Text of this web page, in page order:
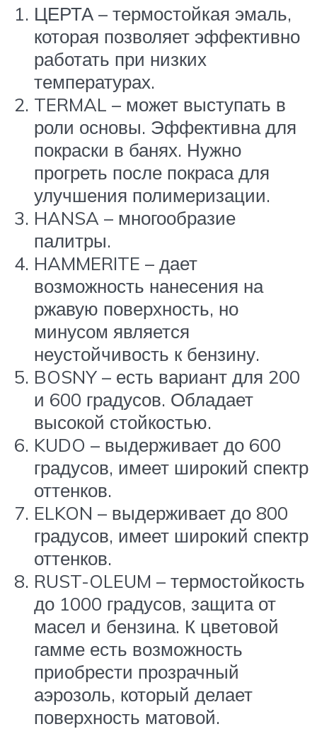
ЦЕРТА – термостойкая эмаль,
которая позволяет эффективно
работать при низких
температурах.
TERMAL – может выступать в
роли основы. Эффективна для
покраски в банях. Нужно
прогреть после покраса для
улучшения полимеризации.
HANSA – многообразие
палитры.
HAMMERITE – дает
возможность нанесения на
ржавую поверхность, но
минусом является
неустойчивость к бензину.
BOSNY – есть вариант для 200
и 600 градусов. Обладает
высокой стойкостью.
KUDO – выдерживает до 600
градусов, имеет широкий спектр
оттенков.
ELKON – выдерживает до 800
градусов, имеет широкий спектр
оттенков.
RUST-OLEUM – термостойкость
до 1000 градусов, защита от
масел и бензина. К цветовой
гамме есть возможность
приобрести прозрачный
аэрозоль, который делает
поверхность матовой.